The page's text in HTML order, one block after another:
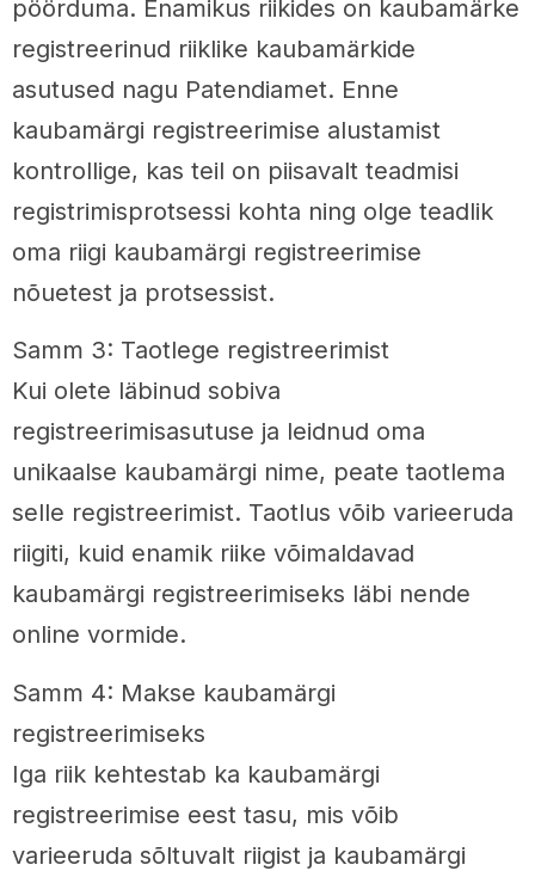
pöörduma. Enamikus riikides on kaubamärke
registreerinud riiklike kaubamärkide
asutused nagu Patendiamet. Enne
kaubamärgi registreerimise alustamist
kontrollige, kas teil on piisavalt teadmisi
registrimisprotsessi kohta ning olge teadlik
oma riigi kaubamärgi registreerimise
nõuetest ja protsessist.
Samm 3: Taotlege registreerimist
Kui olete läbinud sobiva
registreerimisasutuse ja leidnud oma
unikaalse kaubamärgi nime, peate taotlema
selle registreerimist. Taotlus võib varieeruda
riigiti, kuid enamik riike võimaldavad
kaubamärgi registreerimiseks läbi nende
online vormide.
Samm 4: Makse kaubamärgi
registreerimiseks
Iga riik kehtestab ka kaubamärgi
registreerimise eest tasu, mis võib
varieeruda sõltuvalt riigist ja kaubamärgi